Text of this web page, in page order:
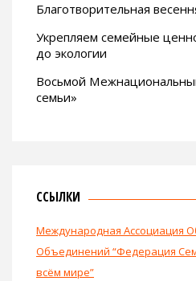
Благотворительная
Укрепляем семейные
до экологии
Восьмой
семьи»
ССЫЛКИ
Международная Ассоциация
Объединений “Федерация
всём мире”